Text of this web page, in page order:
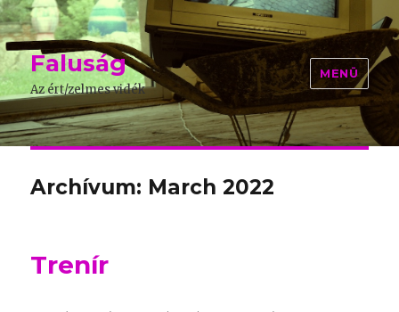
Faluság
Az ért/zelmes vidék
MENÜ
Archívum: March 2022
Trenír